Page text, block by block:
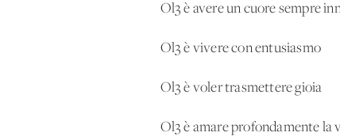
Ol3 è avere un cuore sempre
Ol3 è vivere con entusiasmo
Ol3 è voler trasmettere gioia
Ol3 è amare profondamente la